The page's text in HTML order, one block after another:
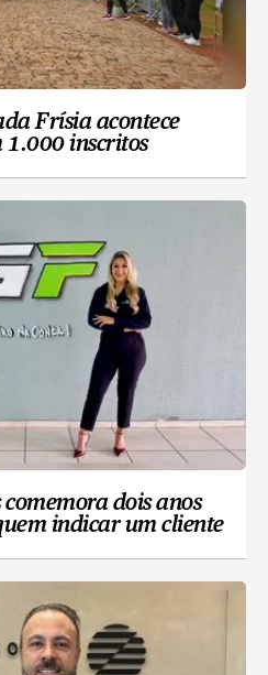
Frísia acontece
1.000 inscritos
dois anos
indicar um cliente